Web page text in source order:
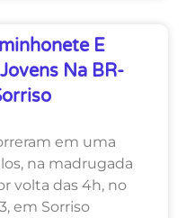
E
Na BR-
em uma
na madrugada
volta das 4h, no
em Sorriso